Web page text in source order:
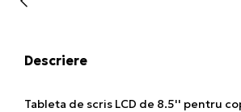
Descriere
Tableta de scris LCD de 8.5'' pentru